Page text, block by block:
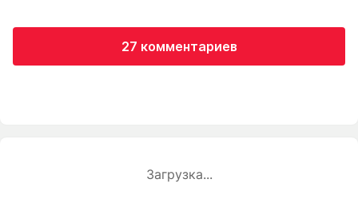
27 комментариев
Загрузка...